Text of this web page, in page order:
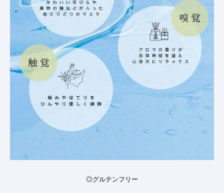
◎グルテンフリー